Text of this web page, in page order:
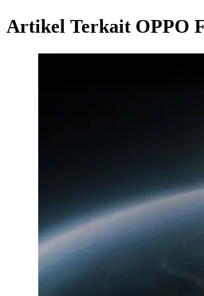
Artikel Terkait OPPO